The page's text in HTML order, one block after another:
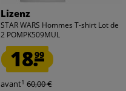
Lizenz
STAR WARS Hommes T-shirt Lot de
2 POMPK509MUL
18.99
avant1 60,00 €